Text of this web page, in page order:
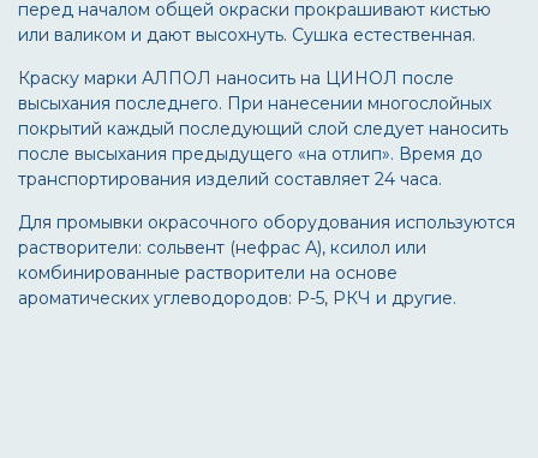
перед началом общей окраски прокрашивают кистью
или валиком и дают высохнуть. Сушка естественная.
Краску марки АЛПОЛ наносить на ЦИНОЛ после
высыхания последнего. При нанесении многослойных
покрытий каждый последующий слой следует наносить
после высыхания предыдущего «на отлип». Время до
транспортирования изделий составляет 24 часа.
Для промывки окрасочного оборудования используются
растворители: сольвент (нефрас А), ксилол или
комбинированные растворители на основе
ароматических углеводородов: Р-5, РКЧ и другие.